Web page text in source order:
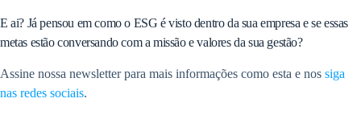
E ai? Já pensou em como o ESG é visto dentro da sua empresa e se essas
metas estão conversando com a missão e valores da sua gestão?
Assine nossa newsletter para mais informações como esta e nos siga
nas redes sociais.